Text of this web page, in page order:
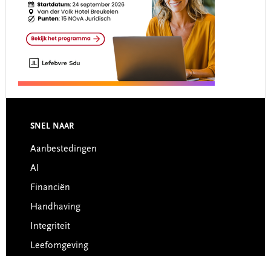
Footer
SNEL NAAR
Aanbestedingen
AI
Financiën
Handhaving
Integriteit
Leefomgeving